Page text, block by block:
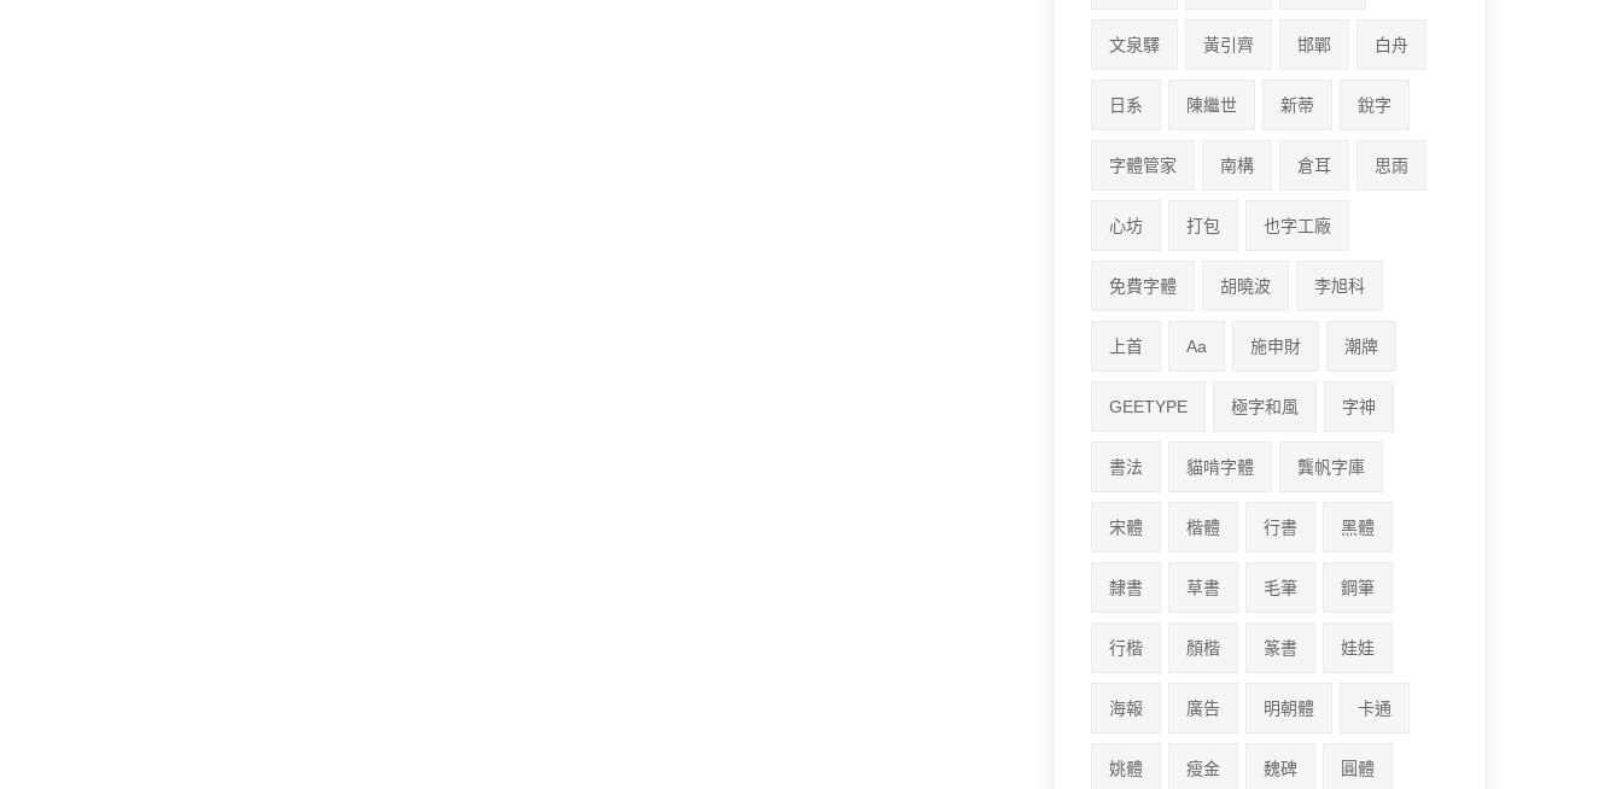
文泉驛 黃引齊 邯鄲 白舟
日系 陳繼世 新蒂 銳字
字體管家 南構 倉耳 思雨
心坊 打包 也字工廠
免費字體 胡曉波 李旭科
上首 Aa 施申財 潮牌
GEETYPE 極字和風 字神
書法 貓啃字體 龔帆字庫
宋體 楷體 行書 黑體
隸書 草書 毛筆 鋼筆
行楷 顏楷 篆書 娃娃
海報 廣告 明朝體 卡通
姚體 瘦金 魏碑 圓體